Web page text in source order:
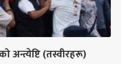
अन्त्येष्टि (तस्वीरहरू)